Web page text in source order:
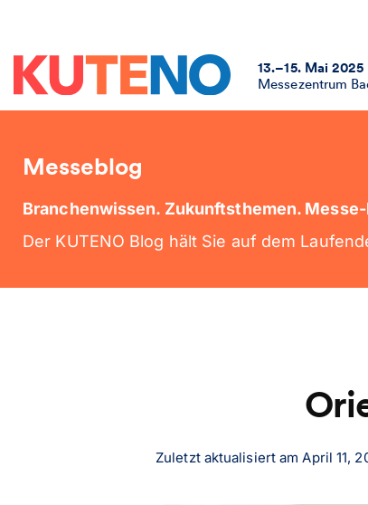
13.–15. Mai 2025
Messezentrum
Messeblog
Branchenwissen. Zukunftsthemen.
Der KUTENO Blog hält Sie auf dem
Zuletzt aktualisiert am April 11,